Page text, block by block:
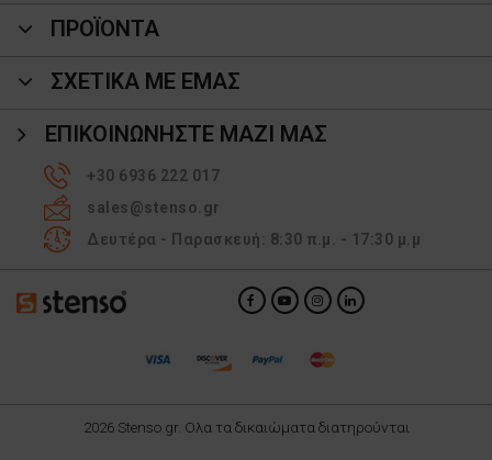
ΠΡΟΪΌΝΤΑ
ΣΧΕΤΙΚΑ ΜΕ ΕΜΑΣ
ΕΠΙΚΟΙΝΩΝΉΣΤΕ ΜΑΖΊ ΜΑΣ
+30 6936 222 017
sales@stenso.gr
Δευτέρα - Παρασκευή: 8:30 π.μ. - 17:30 μ.μ
2026 Stenso.gr. Ολα τα δικαιώματα διατηρούνται